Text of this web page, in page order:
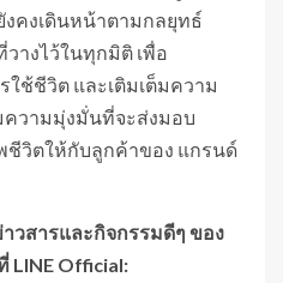
งคงเดินหน้าตามกลยุทธ์
างไว้ในทุกมิติ เพื่อ
ช้ชีวิต และเติมเต็มความ
วามมุ่งมั่นที่จะส่งมอบ
วิตให้กับลูกค้าของ แกรนด์
ารและกิจกรรมดีๆ ของ
LINE Official: